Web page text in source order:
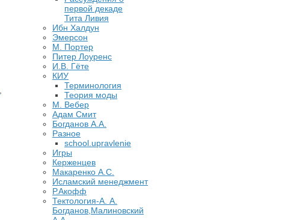
первой декаде
Тита Ливия
Ибн Халдун
Эмерсон
М. Портер
Питер Лоуренс
И.В. Гёте
КИУ
Терминология
Теория моды
М. Вебер
Адам Смит
Богданов А.А.
Разное
school.upravlenie
Игры
Керженцев
Макаренко А.С.
Исламский менеджмент
Р.Акофф
Тектология-А. А.
Богданов,Малиновский